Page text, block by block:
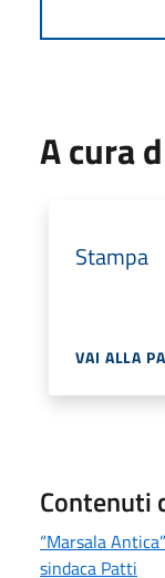
A cura
Stampa
VAI ALLA
Contenuti
“Marsala
sindaca Patti